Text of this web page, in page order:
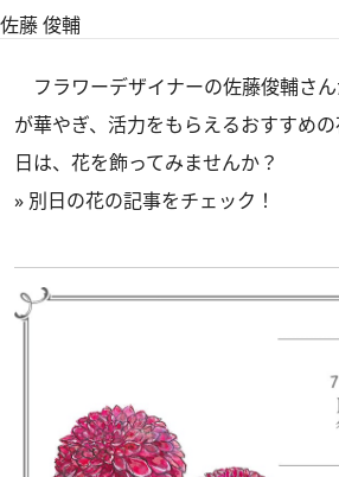
佐藤 俊輔
フラワーデザイナーの佐藤俊輔さ
が華やぎ、活力をもらえるおすすめ
日は、花を飾ってみませんか？
» 別日の花の記事をチェック！